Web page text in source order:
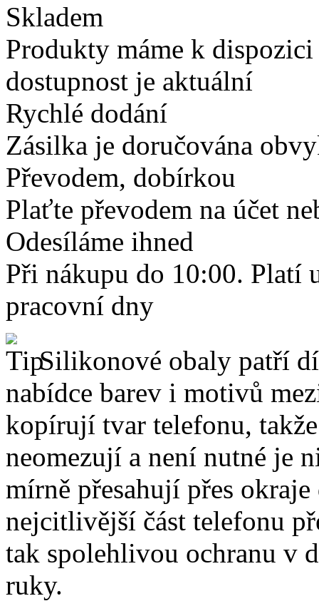
Skladem
Produkty máme k
dostupnost je aktuální
Rychlé dodání
Zásilka je doručována
Převodem, dobírkou
Plaťte převodem na účet
Odesíláme ihned
Při nákupu do 10:00. Platí
pracovní dny
Silikonové obaly patří
nabídce barev i motivů
kopírují tvar telefonu,
neomezují a není nutné je
mírně přesahují přes
nejcitlivější část telefonu
tak spolehlivou ochranu v
ruky.